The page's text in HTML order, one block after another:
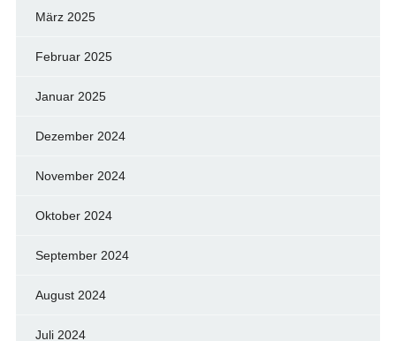
März 2025
Februar 2025
Januar 2025
Dezember 2024
November 2024
Oktober 2024
September 2024
August 2024
Juli 2024